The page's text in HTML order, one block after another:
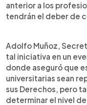
anterior a los
tendrán el deber de
Adolfo Muñoz,
tal iniciativa en un
donde aseguró que
universitarias sean
sus Derechos, pero
determinar el nivel